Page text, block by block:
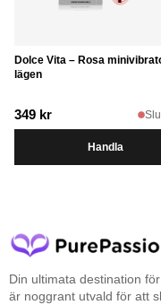
Dolce Vita – Rosa
lägen
349 kr
Handla
Din ultimata destination
är noggrant utvald för att